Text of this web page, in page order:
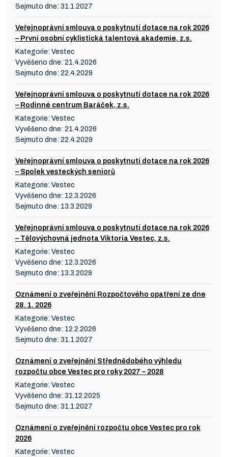
Sejmuto dne: 31.1.2027
Veřejnoprávní smlouva o poskytnutí dotace na rok 2026
– První osobní cyklistická talentová akademie, z.s.
Kategorie: Vestec
Vyvěšeno dne: 21.4.2026
Sejmuto dne: 22.4.2029
Veřejnoprávní smlouva o poskytnutí dotace na rok 2026
– Rodinné centrum Baráček, z.s.
Kategorie: Vestec
Vyvěšeno dne: 21.4.2026
Sejmuto dne: 22.4.2029
Veřejnoprávní smlouva o poskytnutí dotace na rok 2026
– Spolek vesteckých seniorů
Kategorie: Vestec
Vyvěšeno dne: 12.3.2026
Sejmuto dne: 13.3.2029
Veřejnoprávní smlouva o poskytnutí dotace na rok 2026
– Tělovýchovná jednota Viktoria Vestec, z.s.
Kategorie: Vestec
Vyvěšeno dne: 12.3.2026
Sejmuto dne: 13.3.2029
Oznámení o zveřejnění Rozpočtového opatření ze dne
28. 1. 2026
Kategorie: Vestec
Vyvěšeno dne: 12.2.2026
Sejmuto dne: 31.1.2027
Oznámení o zveřejnění Střednědobého výhledu
rozpočtu obce Vestec pro roky 2027 – 2028
Kategorie: Vestec
Vyvěšeno dne: 31.12.2025
Sejmuto dne: 31.1.2027
Oznámení o zveřejnění rozpočtu obce Vestec pro rok
2026
Kategorie: Vestec